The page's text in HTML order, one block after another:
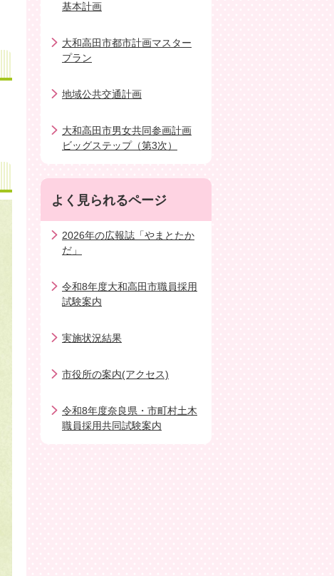
基本計画
大和高田市都市計画マスター
プラン
地域公共交通計画
大和高田市男女共同参画計画
ビッグステップ（第3次）
よく見られるページ
2026年の広報誌「やまとたか
だ」
令和8年度大和高田市職員採用
試験案内
実施状況結果
市役所の案内(アクセス)
令和8年度奈良県・市町村土木
職員採用共同試験案内